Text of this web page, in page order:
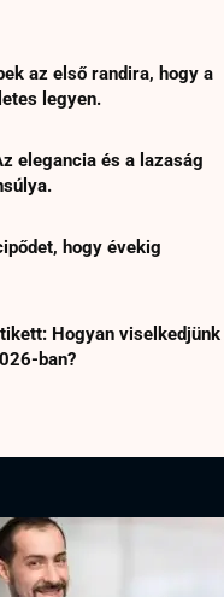
az első randira, hogy a
legyen.
elegancia és a lazaság
hogy évekig
Hogyan viselkedjünk
ban?